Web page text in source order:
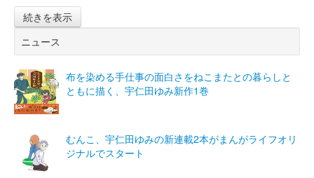
続きを表示
ニュース
布を染める手仕事の面白さをねこまたとの暮らしと
ともに描く、宇仁田ゆみ新作1巻
むんこ、宇仁田ゆみの新連載2本がまんがライフオリ
ジナルでスタート